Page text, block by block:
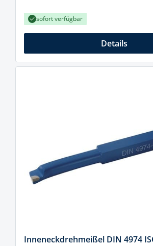
sofort verfügbar
Details
Inneneckdrehmeißel DIN 4974